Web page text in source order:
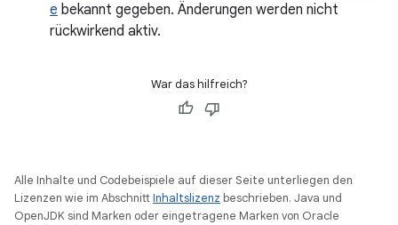
e bekannt gegeben. Änderungen werden nicht
rückwirkend aktiv.
War das hilfreich?
Alle Inhalte und Codebeispiele auf dieser Seite unterliegen den
Lizenzen wie im AbschnittInhaltslizenz beschrieben. Java und
OpenJDK sind Marken oder eingetragene Marken von Oracle